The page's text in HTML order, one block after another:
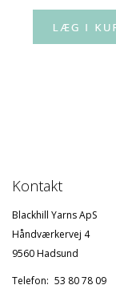
Kontakt
Blackhill Yarns ApS
Håndværkervej 4
9560 Hadsund
Telefon: 53 80 78 09